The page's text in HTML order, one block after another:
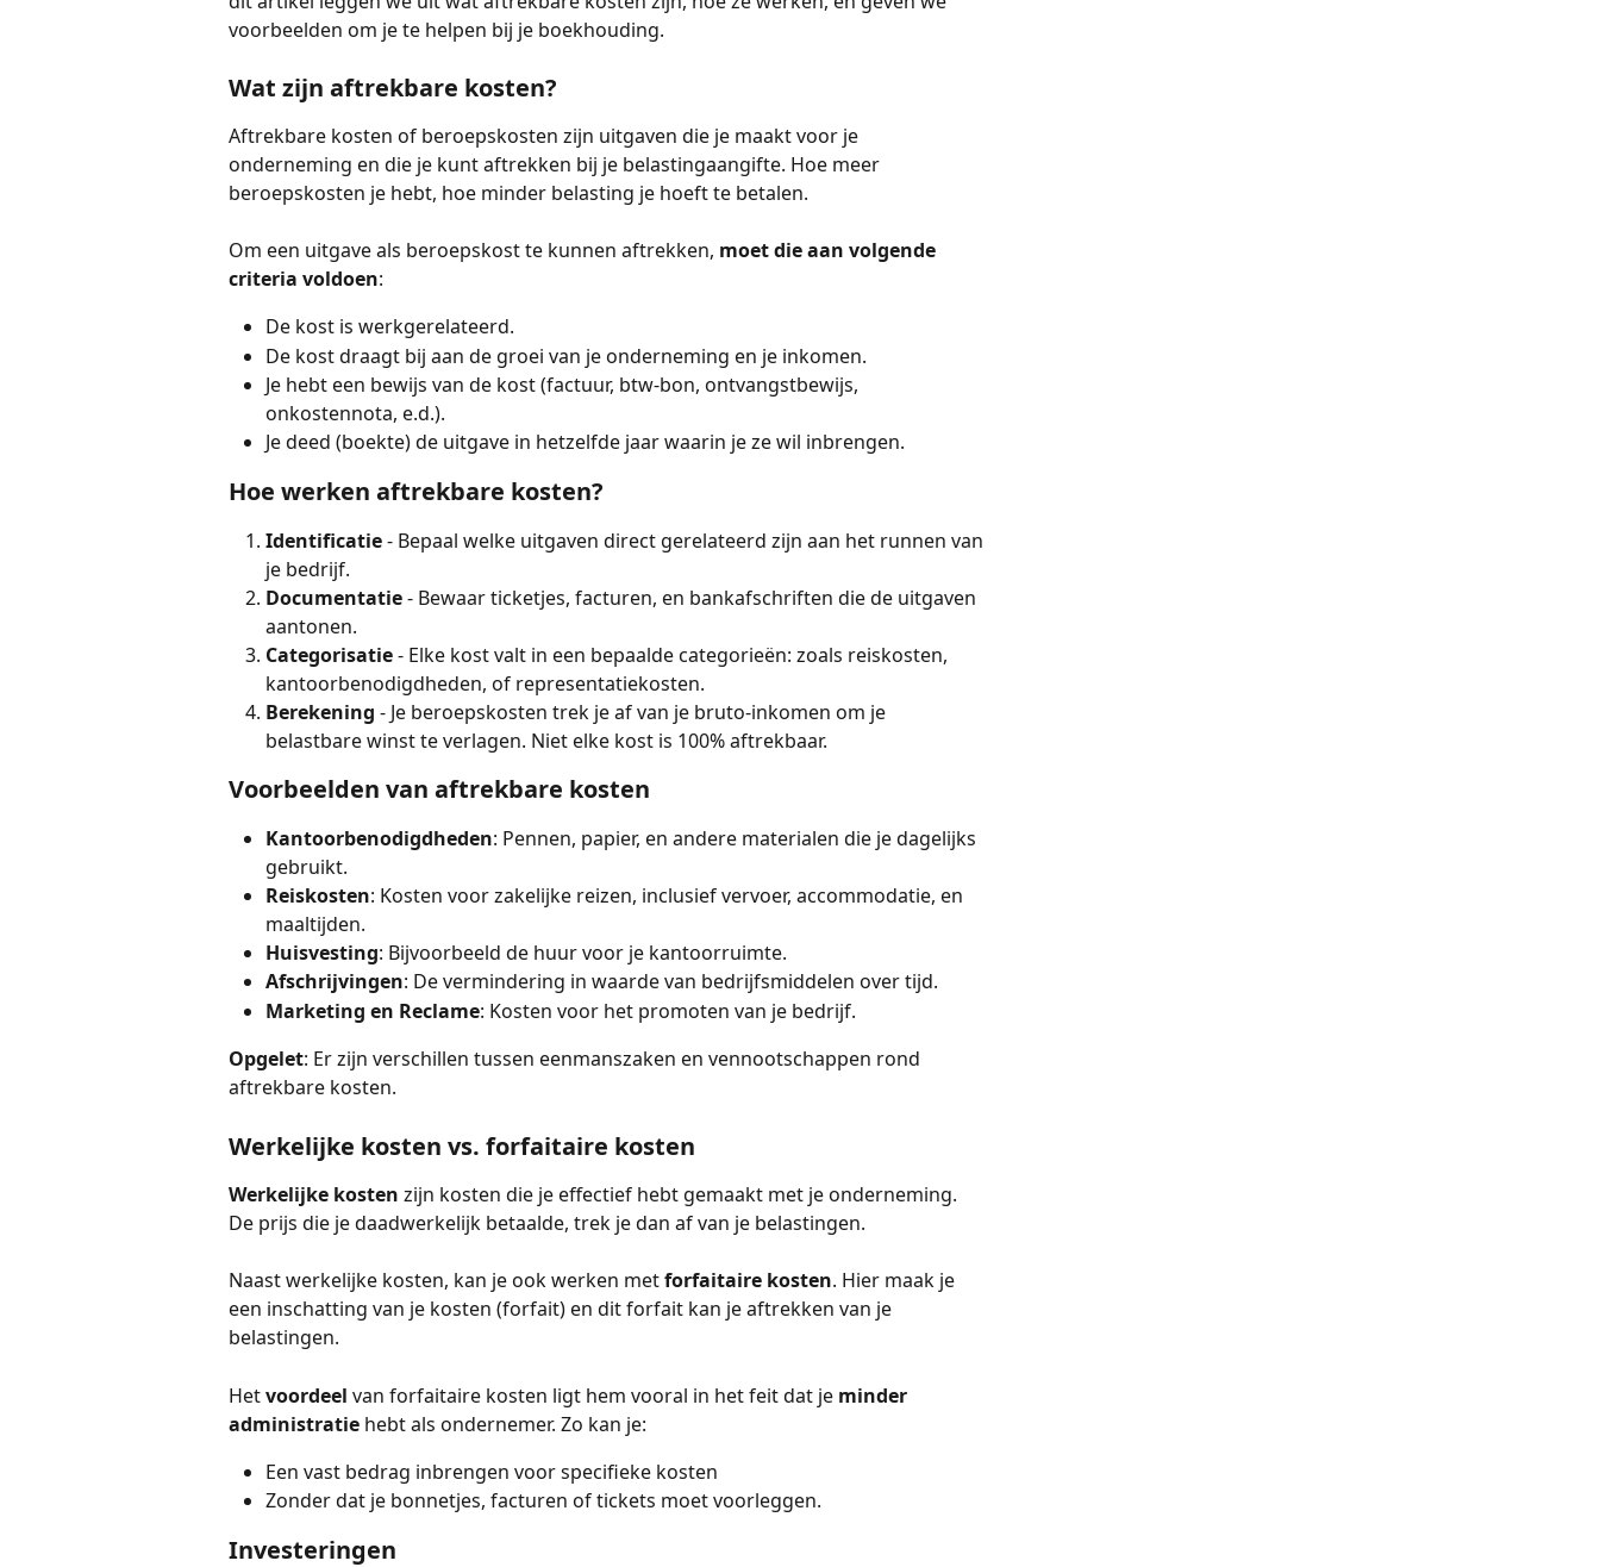
voorbeelden om je te helpen bij je boekhouding.
Wat zijn aftrekbare kosten?
Aftrekbare kosten of beroepskosten zijn uitgaven die je maakt voor je
onderneming en die je kunt aftrekken bij je belastingaangifte. Hoe meer
beroepskosten je hebt, hoe minder belasting je hoeft te betalen.
Om een uitgave als beroepskost te kunnen aftrekken, moet die aan volgende
criteria voldoen:
De kost is werkgerelateerd.
De kost draagt bij aan de groei van je onderneming en je inkomen.
Je hebt een bewijs van de kost (factuur, btw-bon, ontvangstbewijs,
onkostennota, e.d.).
Je deed (boekte) de uitgave in hetzelfde jaar waarin je ze wil inbrengen.
Hoe werken aftrekbare kosten?
Identificatie - Bepaal welke uitgaven direct gerelateerd zijn aan het runnen van
je bedrijf.
Documentatie - Bewaar ticketjes, facturen, en bankafschriften die de uitgaven
aantonen.
Categorisatie - Elke kost valt in een bepaalde categorieën: zoals reiskosten,
kantoorbenodigdheden, of representatiekosten.
Berekening - Je beroepskosten trek je af van je bruto-inkomen om je
belastbare winst te verlagen. Niet elke kost is 100% aftrekbaar.
Voorbeelden van aftrekbare kosten
Kantoorbenodigdheden: Pennen, papier, en andere materialen die je dagelijks
gebruikt.
Reiskosten: Kosten voor zakelijke reizen, inclusief vervoer, accommodatie, en
maaltijden.
Huisvesting: Bijvoorbeeld de huur voor je kantoorruimte.
Afschrijvingen: De vermindering in waarde van bedrijfsmiddelen over tijd.
Marketing en Reclame: Kosten voor het promoten van je bedrijf.
Opgelet: Er zijn verschillen tussen eenmanszaken en vennootschappen rond
aftrekbare kosten.
Werkelijke kosten vs. forfaitaire kosten
Werkelijke kosten zijn kosten die je effectief hebt gemaakt met je onderneming.
De prijs die je daadwerkelijk betaalde, trek je dan af van je belastingen.
Naast werkelijke kosten, kan je ook werken met forfaitaire kosten. Hier maak je
een inschatting van je kosten (forfait) en dit forfait kan je aftrekken van je
belastingen.
Het voordeel van forfaitaire kosten ligt hem vooral in het feit dat je minder
administratie hebt als ondernemer. Zo kan je:
Een vast bedrag inbrengen voor specifieke kosten
Zonder dat je bonnetjes, facturen of tickets moet voorleggen.
Investeringen